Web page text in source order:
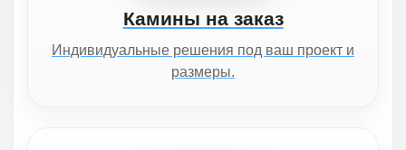
Камины на заказ
Индивидуальные решения под ваш проект и
размеры.